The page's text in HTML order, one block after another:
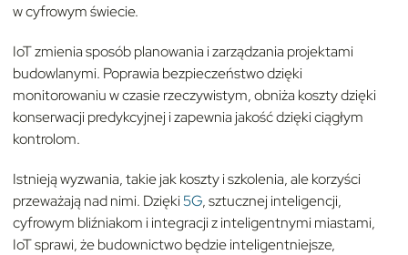
w cyfrowym świecie.
IoT zmienia sposób planowania i zarządzania projektami
budowlanymi. Poprawia bezpieczeństwo dzięki
monitorowaniu w czasie rzeczywistym, obniża koszty dzięki
konserwacji predykcyjnej i zapewnia jakość dzięki ciągłym
kontrolom.
Istnieją wyzwania, takie jak koszty i szkolenia, ale korzyści
przeważają nad nimi. Dzięki5G, sztucznej inteligencji,
cyfrowym bliźniakom i integracji z inteligentnymi miastami,
IoT sprawi, że budownictwo będzie inteligentniejsze,